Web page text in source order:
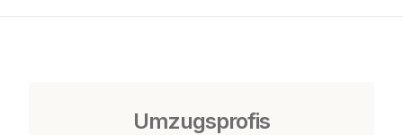
Umzugsprofis